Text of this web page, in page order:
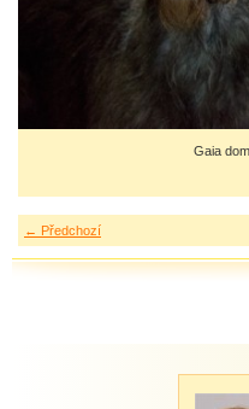
Gaia
← Předchozí